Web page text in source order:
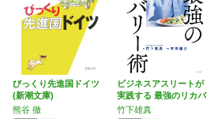
びっくり先進国ドイツ
(新潮文庫)
熊谷 徹
ビジネスアスリートが
実践する 最強のリカバ
リ…
竹下雄真